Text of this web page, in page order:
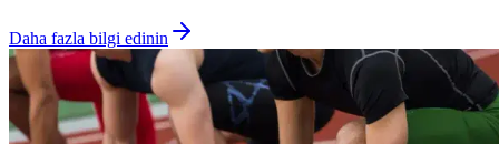
Daha fazla bilgi edinin